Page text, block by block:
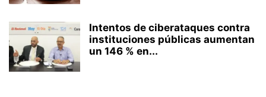
Intentos de ciberataques contra
instituciones públicas aumentan
un 146 % en...